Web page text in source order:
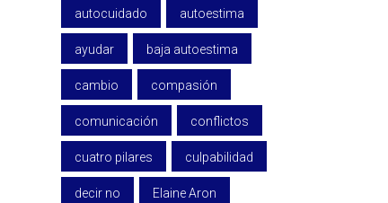
autocuidado autoestima
ayudar baja autoestima
cambio compasión
comunicación conflictos
cuatro pilares culpabilidad
decir no Elaine Aron